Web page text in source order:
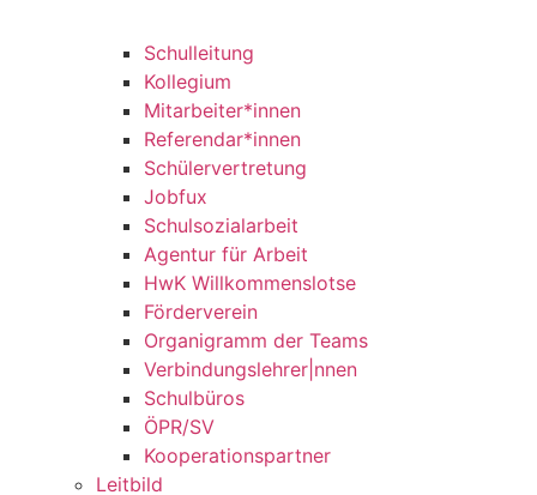
Schulleitung
Kollegium
Mitarbeiter*innen
Referendar*innen
Schülervertretung
Jobfux
Schulsozialarbeit
Agentur für Arbeit
HwK Willkommenslotse
Förderverein
Organigramm der Teams
Verbindungslehrer|nnen
Schulbüros
ÖPR/SV
Kooperationspartner
Leitbild